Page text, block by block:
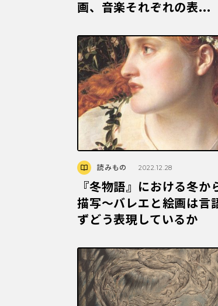
画、音楽それぞれの表...
読みもの 2022.12.28
『冬物語』における冬か
描写〜バレエと絵画は言
ずどう表現しているか